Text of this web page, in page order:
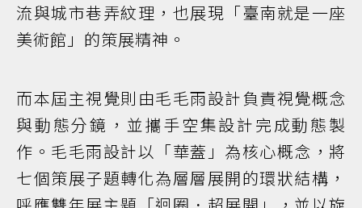
流與城市巷弄紋理，也展現「臺南就是一座
美術館」的策展精神。
而本屆主視覺則由毛毛雨設計負責視覺概念
與動態分鏡，並攜手空集設計完成動態製
作。毛毛雨設計以「華蓋」為核心概念，將
七個策展子題轉化為層層展開的環狀結構，